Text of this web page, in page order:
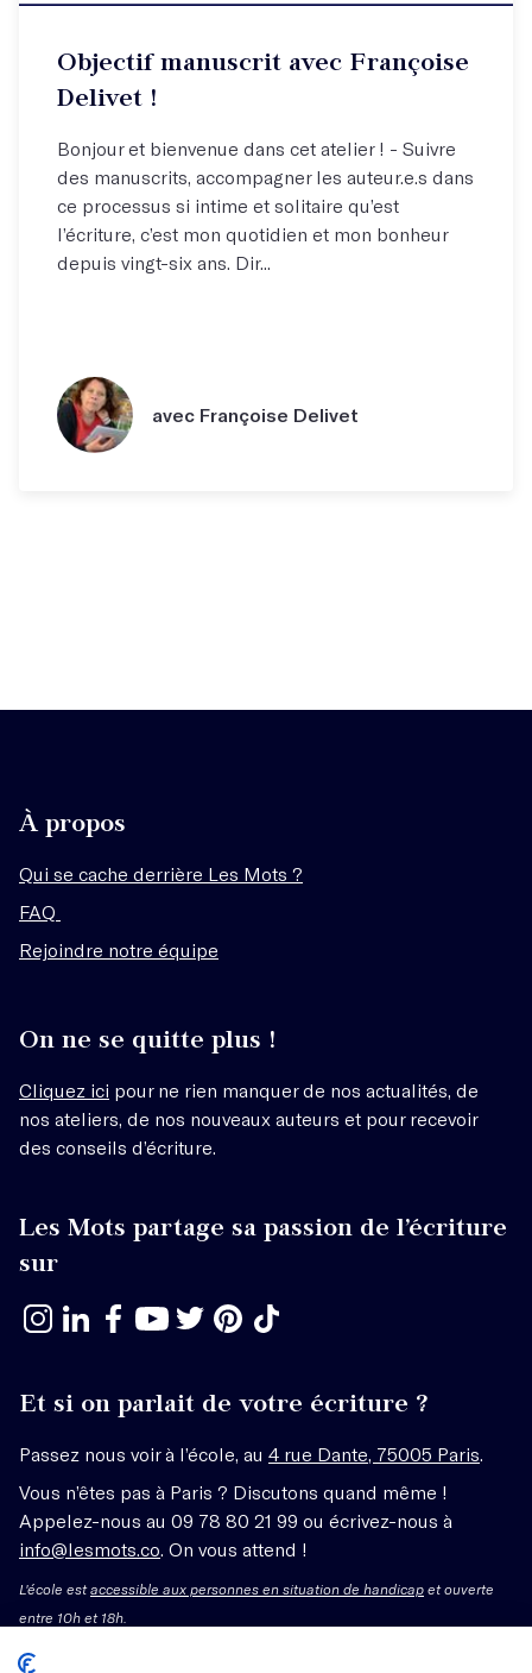
Objectif manuscrit avec Françoise
Delivet !
Bonjour et bienvenue dans cet atelier ! - Suivre
des manuscrits, accompagner les auteur.e.s dans
ce processus si intime et solitaire qu’est
l’écriture, c’est mon quotidien et mon bonheur
depuis vingt-six ans. Dir...
avec Françoise Delivet
À propos
Qui se cache derrière Les Mots ?
FAQ
Rejoindre notre équipe
On ne se quitte plus !
Cliquez ici pour ne rien manquer de nos actualités, de
nos ateliers, de nos nouveaux auteurs et pour recevoir
des conseils d’écriture.
Les Mots partage sa passion de l’écriture
sur
Et si on parlait de votre écriture ?
Passez nous voir à l’école, au 4 rue Dante, 75005 Paris.
Vous n’êtes pas à Paris ? Discutons quand même !
Appelez-nous au 09 78 80 21 99 ou écrivez-nous à
info@lesmots.co. On vous attend !
L'école estaccessible aux personnes en situation de handicap et ouverte
entre 10h et 18h.